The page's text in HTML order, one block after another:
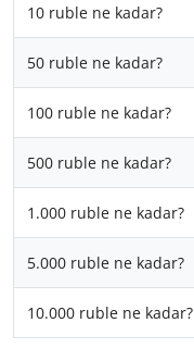
10 ruble ne kadar?
50 ruble ne kadar?
100 ruble ne kadar?
500 ruble ne kadar?
1.000 ruble ne kadar?
5.000 ruble ne kadar?
10.000 ruble ne kadar?